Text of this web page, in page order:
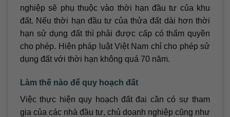
nghiệp sẽ phụ thuộc vào thời hạn đầu tư của khu
đất. Nếu thời hạn đầu tư của thửa đất dài hơn thời
hạn sử dụng đất thì phải được cấp có thẩm quyền
cho phép. Hiện pháp luật Việt Nam chỉ cho phép sử
dụng đất với thời hạn không quá 70 năm.
Làm thế nào để quy hoạch đất
Việc thực hiện quy hoạch đất đai cần có sự tham
gia của các nhà đầu tư, chủ doanh nghiệp cũng như